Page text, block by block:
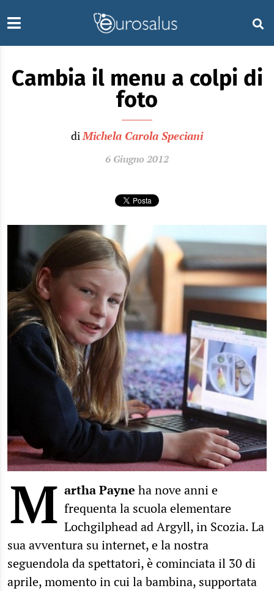
Cambia il menu a colpi di
foto
diMichela Carola Speciani
6 Giugno 2012
M artha Payne ha nove anni e
frequenta la scuola elementare
Lochgilphead ad Argyll, in Scozia. La
sua avventura su internet, e la nostra
seguendola da spettatori, è cominciata il 30 di
aprile, momento in cui la bambina, supportata